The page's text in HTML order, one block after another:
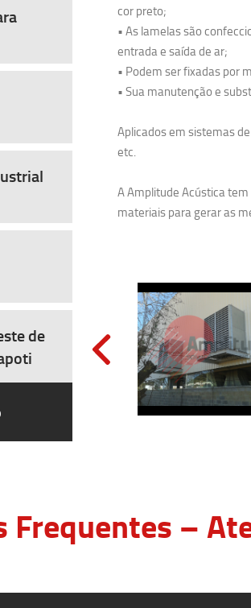
de
cor preto;
• As lamelas são
entrada e saída de ar;
• Podem ser fixadas por
• Sua manutenção e
Aplicados em sistemas
etc.
A Amplitude Acústica
materiais para gerar as
Frequentes –